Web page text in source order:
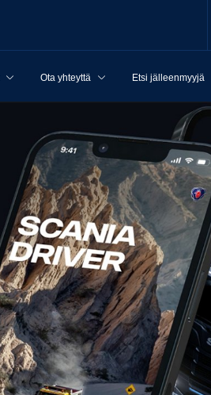
Ota yhteyttä Etsi jälleenmyyjä